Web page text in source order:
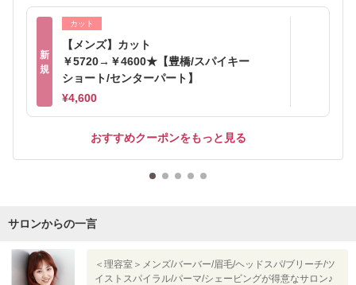
新
規
カット
【メンズ】カット
￥5720→￥4600★【豊橋/スパイキー
ショート/センターパート】
¥4,600
おすすめクーポンをもっと見る
サロンからの一言
＜理容室＞メンズ/バーバー/眉毛/ヘッドスパ/ブリーチ/ツ
イストスパイラル/パーマ/シェービングが得意なサロン♪